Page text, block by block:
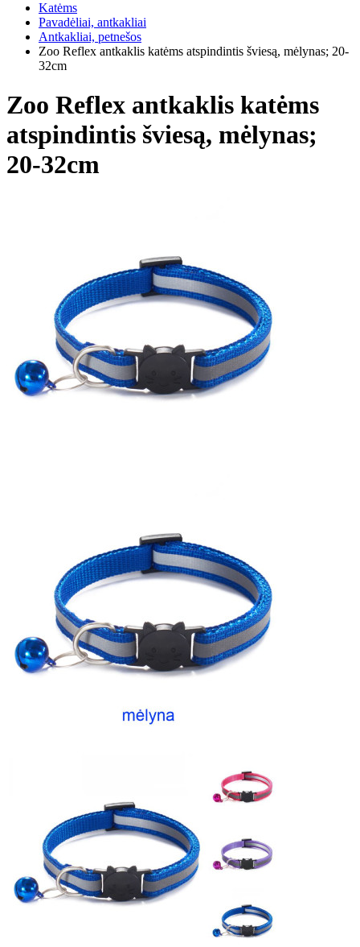
Katėms
Pavadėliai, antkakliai
Antkakliai, petnešos
Zoo Reflex antkaklis katėms atspindintis šviesą, mėlynas; 20-
32cm
Zoo Reflex antkaklis katėms
atspindintis šviesą, mėlynas;
20-32cm